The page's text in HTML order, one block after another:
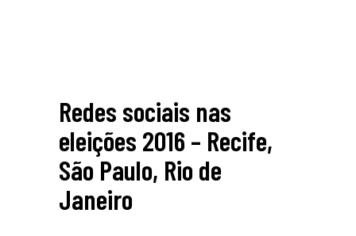
Redes sociais nas
eleições 2016 – Recife,
São Paulo, Rio de
Janeiro